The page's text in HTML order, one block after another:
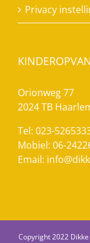
Privacy
Orionweg 77
2024 TB
Tel: 023-
Mobiel: 06-
Email:
Copyright 2022